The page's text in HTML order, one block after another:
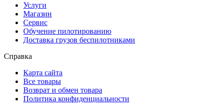
Услуги
Магазин
Сервис
Обучение пилотированию
Доставка грузов беспилотниками
Справка
Карта сайта
Все товары
Возврат и обмен товара
Политика конфиденциальности